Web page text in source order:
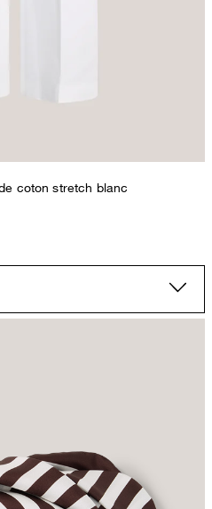
coton stretch blanc